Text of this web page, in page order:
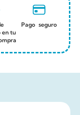
en tu
Pago seguro